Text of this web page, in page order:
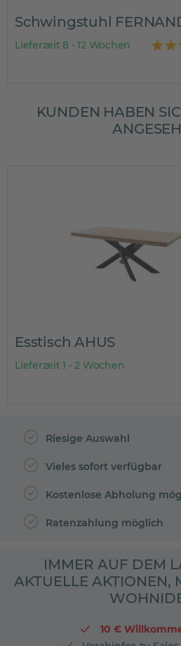
Schwingstuhl
Lieferzeit 8 - 12 Wochen
KUNDEN HABEN
Esstisch AHUS
Lieferzeit 1 - 2 Wochen
Riesige Auswahl
Vieles sofort verfügbar
Kostenlose Abholung
Ratenzahlung möglich
IMMER AUF DEM
AKTUELLE AKTIONEN,
10 €